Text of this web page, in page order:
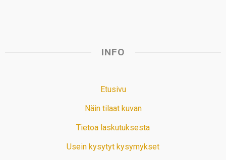
INFO
Etusivu
Näin tilaat kuvan
Tietoa laskutuksesta
Usein kysytyt kysymykset